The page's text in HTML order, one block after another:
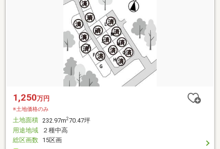
1,250万円
※土地価格のみ
土地面積 232.97m270.47坪
用途地域
２種中高
総区画数 15区画